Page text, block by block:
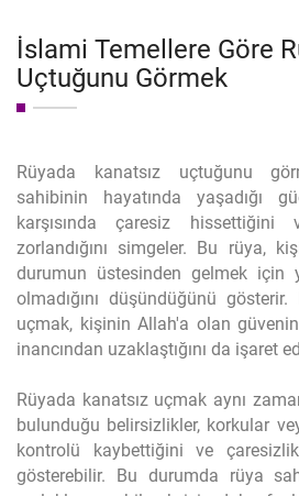
İslami Temellere Göre
Uçtuğunu Görmek
Rüyada kanatsız uçtuğunu
sahibinin hayatında yaşadığı
karşısında çaresiz
zorlandığını simgeler. Bu rüya,
durumun üstesinden gelmek için
olmadığını düşündüğünü
uçmak, kişinin Allah'a olan
inancından uzaklaştığını da işaret
Rüyada kanatsız uçmak aynı
bulunduğu belirsizlikler, korkular
kontrolü kaybettiğini ve
gösterebilir. Bu durumda rüya